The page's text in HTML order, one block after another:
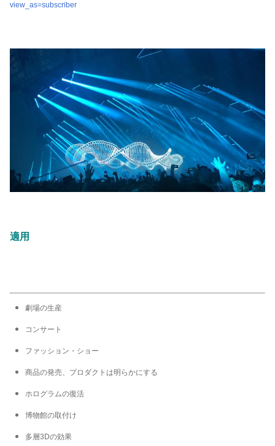
view_as=subscriber
適用
劇場の生産
コンサート
ファッション・ショー
商品の発売、プロダクトは明らかにする
ホログラムの復活
博物館の取付け
多層3Dの効果